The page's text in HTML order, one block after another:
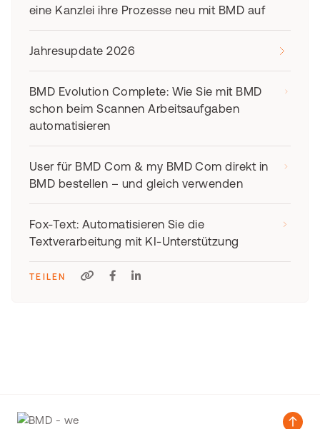
eine Kanzlei ihre Prozesse neu mit BMD auf
Jahresupdate 2026
BMD Evolution Complete: Wie Sie mit BMD
schon beim Scannen Arbeitsaufgaben
automatisieren
User für BMD Com & my BMD Com direkt in
BMD bestellen – und gleich verwenden
Fox-Text: Automatisieren Sie die
Textverarbeitung mit KI-Unterstützung
TEILEN